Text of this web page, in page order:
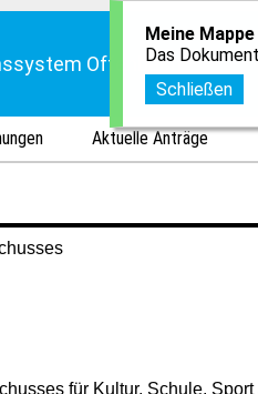
Offenbach
Aktuelle Anträge
Meine Mappe
Das
Schließen
Ausschusses
für Kultur, Schule, Sport